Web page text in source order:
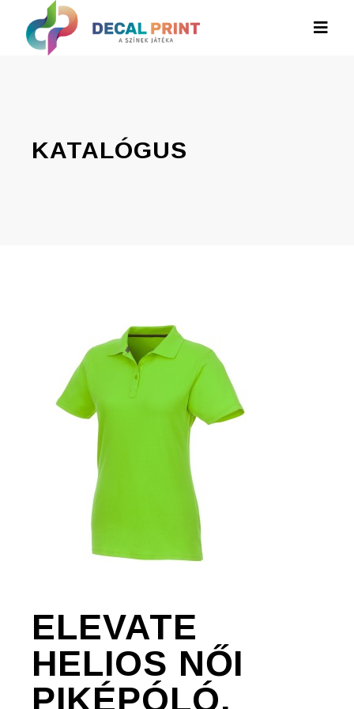
KATALÓGUS
ELEVATE
HELIOS NŐI
PIKÉPÓLÓ,